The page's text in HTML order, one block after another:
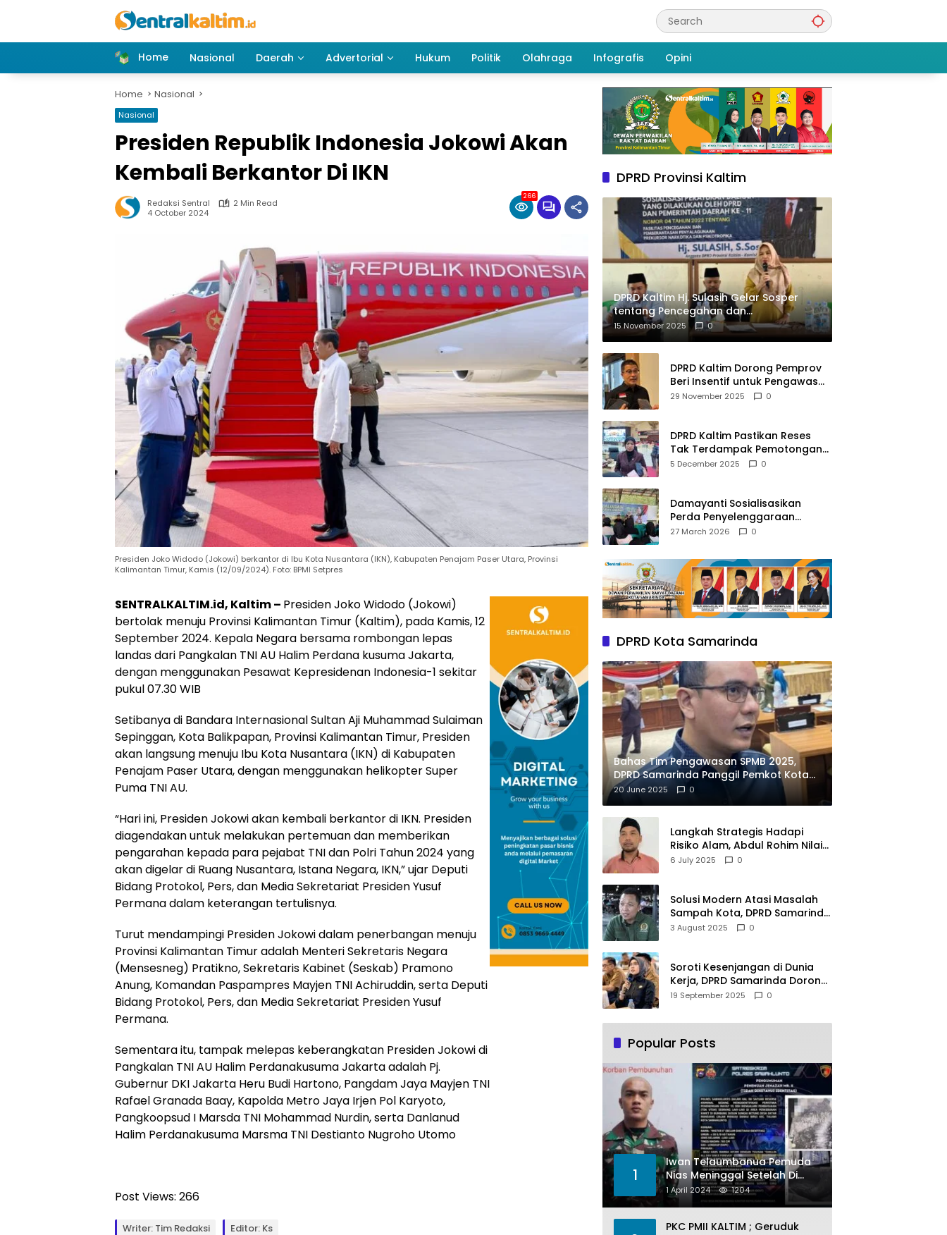
Home
Nasional Daerah Advertorial Hukum Politik Olahraga Infografis Opini
Home Nasional
Nasional
Presiden Republik Indonesia Jokowi Akan
Kembali Berkantor Di IKN
Redaksi Sentral
2 Min Read
4 October 2024
266
Presiden Joko Widodo (Jokowi) berkantor di Ibu Kota Nusantara (IKN), Kabupaten Penajam Paser Utara, Provinsi
Kalimantan Timur, Kamis (12/09/2024). Foto: BPMI Setpres
SENTRALKALTIM.id, Kaltim – Presiden Joko Widodo (Jokowi)
bertolak menuju Provinsi Kalimantan Timur (Kaltim), pada Kamis, 12
September 2024. Kepala Negara bersama rombongan lepas
landas dari Pangkalan TNI AU Halim Perdana kusuma Jakarta,
dengan menggunakan Pesawat Kepresidenan Indonesia-1 sekitar
pukul 07.30 WIB
Setibanya di Bandara Internasional Sultan Aji Muhammad Sulaiman
Sepinggan, Kota Balikpapan, Provinsi Kalimantan Timur, Presiden
akan langsung menuju Ibu Kota Nusantara (IKN) di Kabupaten
Penajam Paser Utara, dengan menggunakan helikopter Super
Puma TNI AU.
“Hari ini, Presiden Jokowi akan kembali berkantor di IKN. Presiden
diagendakan untuk melakukan pertemuan dan memberikan
pengarahan kepada para pejabat TNI dan Polri Tahun 2024 yang
akan digelar di Ruang Nusantara, Istana Negara, IKN,” ujar Deputi
Bidang Protokol, Pers, dan Media Sekretariat Presiden Yusuf
Permana dalam keterangan tertulisnya.
Turut mendampingi Presiden Jokowi dalam penerbangan menuju
Provinsi Kalimantan Timur adalah Menteri Sekretaris Negara
(Mensesneg) Pratikno, Sekretaris Kabinet (Seskab) Pramono
Anung, Komandan Paspampres Mayjen TNI Achiruddin, serta Deputi
Bidang Protokol, Pers, dan Media Sekretariat Presiden Yusuf
Permana.
Sementara itu, tampak melepas keberangkatan Presiden Jokowi di
Pangkalan TNI AU Halim Perdanakusuma Jakarta adalah Pj.
Gubernur DKI Jakarta Heru Budi Hartono, Pangdam Jaya Mayjen TNI
Rafael Granada Baay, Kapolda Metro Jaya Irjen Pol Karyoto,
Pangkoopsud I Marsda TNI Mohammad Nurdin, serta Danlanud
Halim Perdanakusuma Marsma TNI Destianto Nugroho Utomo
Post Views: 266
Writer: Tim Redaksi Editor: Ks
DPRD Provinsi Kaltim
DPRD Kaltim Hj. Sulasih Gelar Sosper
tentang Pencegahan dan
Pemberantasan NAPZA
15 November 2025 0
DPRD Kaltim Dorong Pemprov
Beri Insentif untuk Pengawas
Madrasah dan Pendidikan
29 November 2025 0
DPRD Kaltim Pastikan Reses
Tak Terdampak Pemotongan
Transfer Dana Pusat
5 December 2025 0
Damayanti Sosialisasikan
Perda Penyelenggaraan
Pendidikan Pancasila dan
27 March 2026 0
DPRD Kota Samarinda
Bahas Tim Pengawasan SPMB 2025,
DPRD Samarinda Panggil Pemkot Kota
Tepian
20 June 2025 0
Langkah Strategis Hadapi
Risiko Alam, Abdul Rohim Nilai
Samarinda Siap Jadi Pusat
6 July 2025 0
Solusi Modern Atasi Masalah
Sampah Kota, DPRD Samarinda
Dukung Penuh Proyek PLTSA
3 August 2025 0
Soroti Kesenjangan di Dunia
Kerja, DPRD Samarinda Dorong
Pemkot Gencarkan
19 September 2025 0
Popular Posts
1
Iwan Telaumbanua Pemuda
Nias Meninggal Setelah Di
Habisi Oknum TNI AL
1 April 2024 1204
PKC PMII KALTIM ; Geruduk